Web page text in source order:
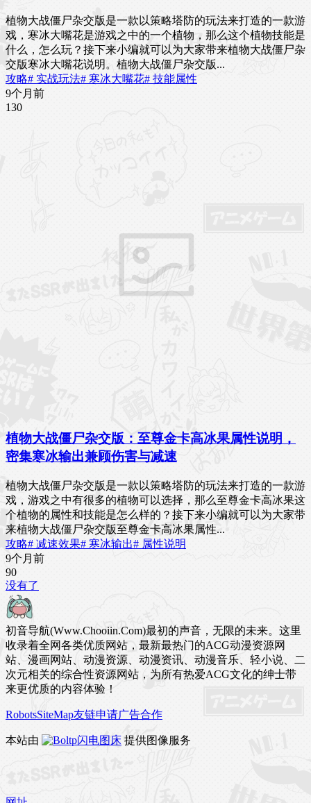
植物大战僵尸杂交版是一款以策略塔防的玩法来打造的一款游
戏，寒冰大嘴花是游戏之中的一个植物，那么这个植物技能是
什么，怎么玩？接下来小编就可以为大家带来植物大战僵尸杂
交版寒冰大嘴花说明。植物大战僵尸杂交版...
攻略# 实战玩法# 寒冰大嘴花# 技能属性
9个月前
130
植物大战僵尸杂交版：至尊金卡高冰果属性说明，
密集寒冰输出兼顾伤害与减速
植物大战僵尸杂交版是一款以策略塔防的玩法来打造的一款游
戏，游戏之中有很多的植物可以选择，那么至尊金卡高冰果这
个植物的属性和技能是怎么样的？接下来小编就可以为大家带
来植物大战僵尸杂交版至尊金卡高冰果属性...
攻略# 减速效果# 寒冰输出# 属性说明
9个月前
90
没有了
初音导航(Www.Chooiin.Com)最初的声音，无限的未来。这里
收录着全网各类优质网站，最新最热门的ACG动漫资源网
站、漫画网站、动漫资源、动漫资讯、动漫音乐、轻小说、二
次元相关的综合性资源网站，为所有热爱ACG文化的绅士带
来更优质的内容体验！
RobotsSiteMap友链申请广告合作
本站由 闪电图床 提供图像服务